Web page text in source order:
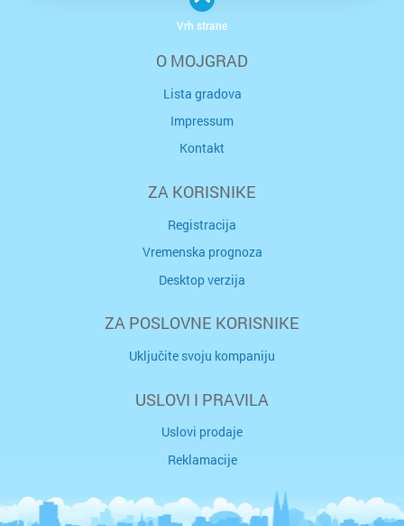
O MOJGRAD
Lista gradova
Impressum
Kontakt
ZA KORISNIKE
Registracija
Vremenska prognoza
Desktop verzija
ZA POSLOVNE KORISNIKE
Uključite svoju kompaniju
USLOVI I PRAVILA
Uslovi prodaje
Reklamacije
Vrh strane